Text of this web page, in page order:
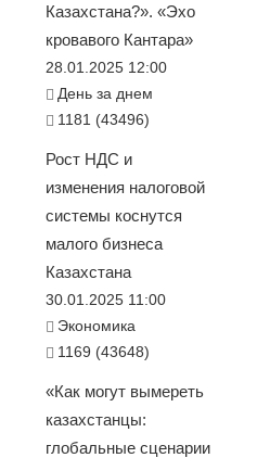
Казахстана?». «Эхо
кровавого Кантара»
28.01.2025 12:00
День за днем
1181 (43496)
Рост НДС и
изменения налоговой
системы коснутся
малого бизнеса
Казахстана
30.01.2025 11:00
Экономика
1169 (43648)
«Как могут вымереть
казахстанцы:
глобальные сценарии